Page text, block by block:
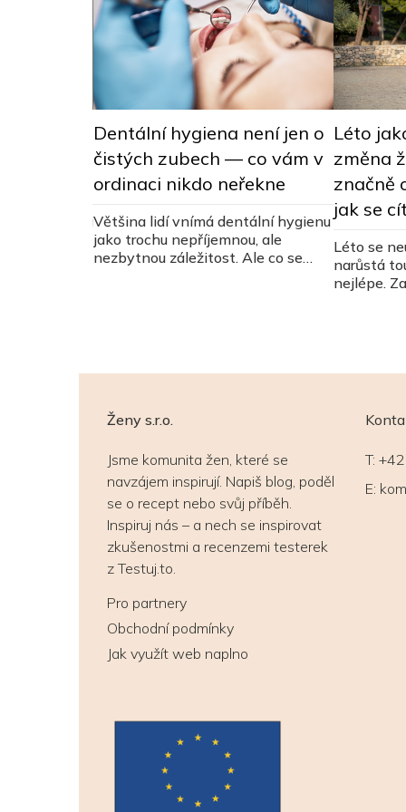
pigmentová
Dentální hygiena není jen o
čistých zubech — co vám v
ordinaci nikdo neřekne
Většina lidí vnímá dentální hygienu
jako trochu nepříjemnou, ale
nezbytnou záležitost. Ale co se
Léto
změna
značně
jak se
Léto se
narůstá
nejlépe.
Ženy s.r.o.
Jsme komunita žen, které se
navzájem inspirují. Napiš blog, poděl
se o recept nebo svůj příběh.
Inspiruj nás – a nech se inspirovat
zkušenostmi a recenzemi testerek
z Testuj.to.
Pro partnery
Obchodní podmínky
Jak využít web naplno
T:
E: